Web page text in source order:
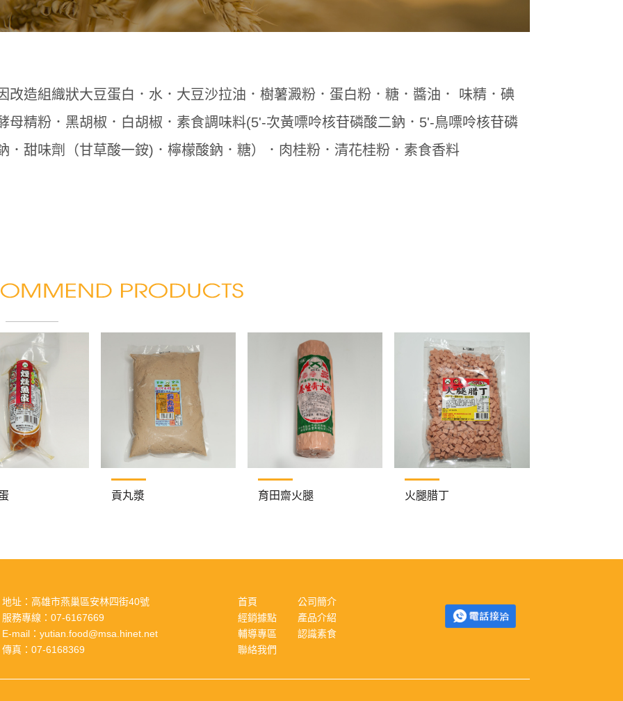
改造組織狀大豆蛋白．水．大豆沙拉油．樹薯澱粉．蛋白粉．糖．醬油． 味精．碘
母精粉．黑胡椒．白胡椒．素食調味料(5'-次黃嘌呤核苷磷酸二鈉．5'-鳥嘌呤核苷磷
．甜味劑（甘草酸一銨)．檸檬酸鈉．糖）．肉桂粉．清花桂粉．素食香料
貢丸漿 育田齋火腿 火腿腊丁
地址： 高雄市燕巢區安林四街40號
服務專線： 07-6167669
E-mail： yutian.food@msa.hinet.net
傳真： 07-6168369
首頁
公司簡介
經銷據點
產品介紹
輔導專區
認識素食
聯絡我們